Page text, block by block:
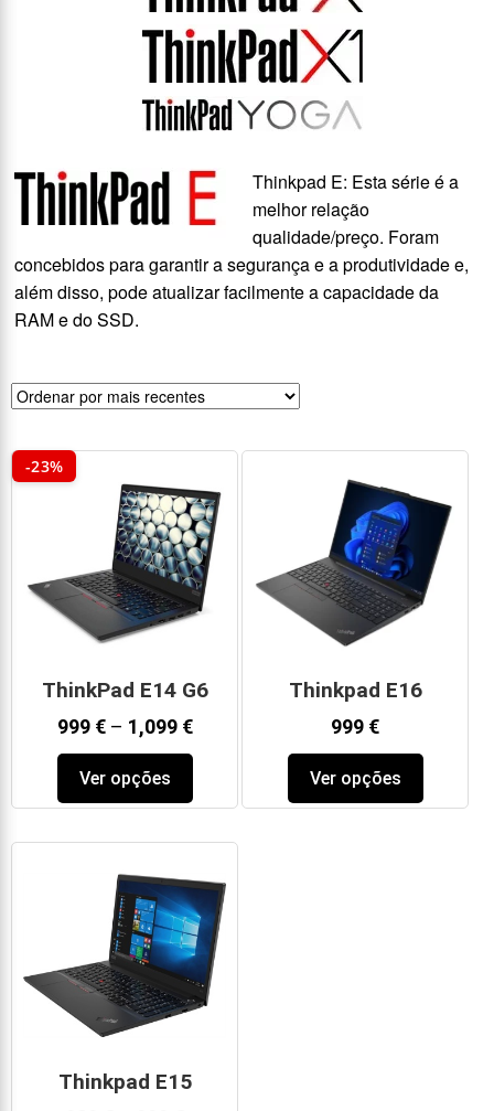
Thinkpad E: Esta série é a
melhor relação
qualidade/preço. Foram
concebidos para garantir a segurança e a produtividade e,
além disso, pode atualizar facilmente a capacidade da
RAM e do SSD.
-23%
ThinkPad E14 G6
999 € – 1,099 €
Ver opções
Thinkpad E16
999 €
Ver opções
Thinkpad E15